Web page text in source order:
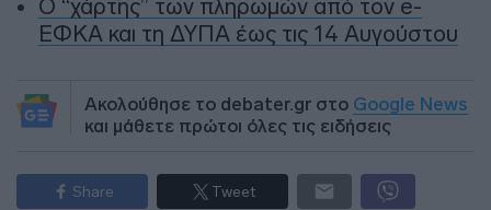
Ο “χάρτης” των πληρωμών από τον e-
ΕΦΚΑ και τη ΔΥΠΑ έως τις 14 Αυγούστου
Ακολούθησε το debater.gr στο Google News
και μάθετε πρώτοι όλες τις ειδήσεις
Share Tweet